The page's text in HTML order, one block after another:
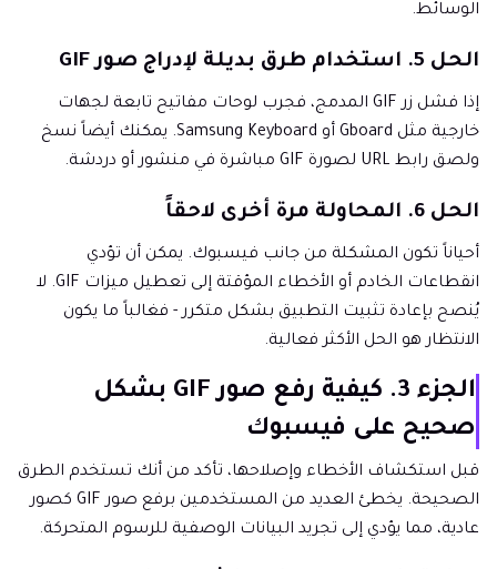
الوسائط.
الحل 5. استخدام طرق بديلة لإدراج صور GIF
إذا فشل زر GIF المدمج، فجرب لوحات مفاتيح تابعة لجهات
خارجية مثل Gboard أو Samsung Keyboard. يمكنك أيضاً نسخ
ولصق رابط URL لصورة GIF مباشرة في منشور أو دردشة.
الحل 6. المحاولة مرة أخرى لاحقاً
أحياناً تكون المشكلة من جانب فيسبوك. يمكن أن تؤدي
انقطاعات الخادم أو الأخطاء المؤقتة إلى تعطيل ميزات GIF. لا
يُنصح بإعادة تثبيت التطبيق بشكل متكرر - فغالباً ما يكون
الانتظار هو الحل الأكثر فعالية.
الجزء 3. كيفية رفع صور GIF بشكل
صحيح على فيسبوك
قبل استكشاف الأخطاء وإصلاحها، تأكد من أنك تستخدم الطرق
الصحيحة. يخطئ العديد من المستخدمين برفع صور GIF كصور
عادية، مما يؤدي إلى تجريد البيانات الوصفية للرسوم المتحركة.